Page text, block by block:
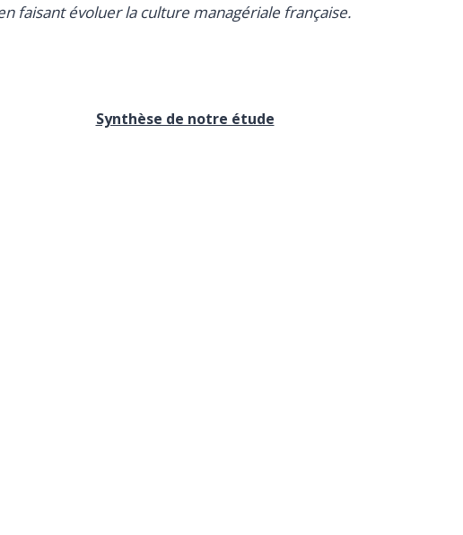
faisant évoluer la culture managériale française.
Synthèse de notre étude